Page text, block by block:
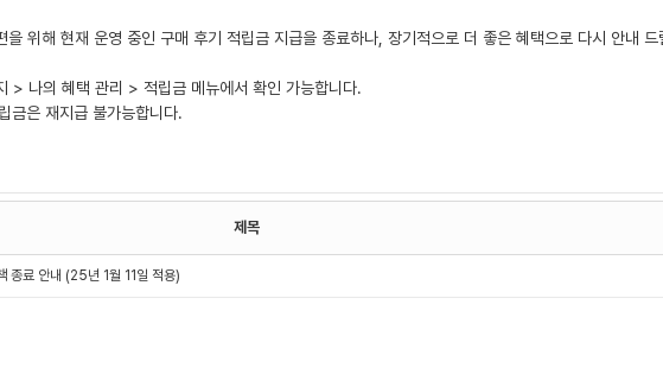
을 위해 현재 운영 중인 구매 후기 적립금 지급을 종료하나, 장기적으로 더 좋은 혜택으로 다시 안내 드
> 나의 혜택 관리 > 적립금 메뉴에서 확인 가능합니다.
금은 재지급 불가능합니다.
제목
종료 안내 (25년 1월 11일 적용)